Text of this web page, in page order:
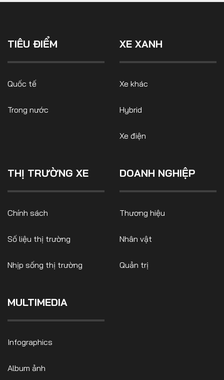
TIÊU ĐIỂM
Quốc tế
Trong nước
XE XANH
Xe khác
Hybrid
Xe điện
THỊ TRƯỜNG XE
Chính sách
Số liệu thị trường
Nhịp sống thị trường
DOANH NGHIỆP
Thương hiệu
Nhân vật
Quản trị
MULTIMEDIA
Infographics
Album ảnh